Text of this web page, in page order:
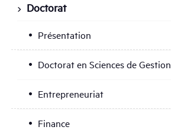
Doctorat
Présentation
Doctorat en Sciences de Gestion
Entrepreneuriat
Finance